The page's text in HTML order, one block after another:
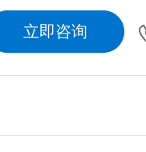
立即咨询